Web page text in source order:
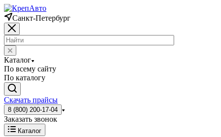
Санкт-Петербург
Каталог
По всему сайту
По каталогу
Скачать прайсы
8 (800) 200-17-04
Заказать звонок
Каталог